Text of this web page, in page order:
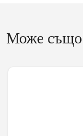
Може също